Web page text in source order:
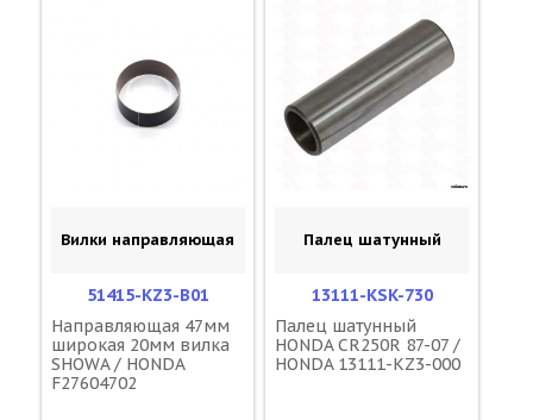
Вилки направляющая
51415-KZ3-B01
Направляющая 47мм
широкая 20мм вилка
SHOWA / HONDA
F27604702
Палец шатунный
13111-KSK-730
Палец шатунный
HONDA CR250R 87-07 /
HONDA 13111-KZ3-000